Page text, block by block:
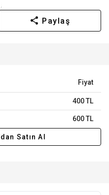
Paylaş
Fiyat
400 TL
600 TL
Satın Al